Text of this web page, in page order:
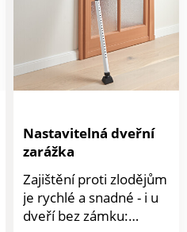
Změkčují a brání
usazování vodního
kamene.
Nastavitelná dveřní
zarážka
Zajištění proti zlodějům
je rychlé a snadné - i u
dveří bez zámku: